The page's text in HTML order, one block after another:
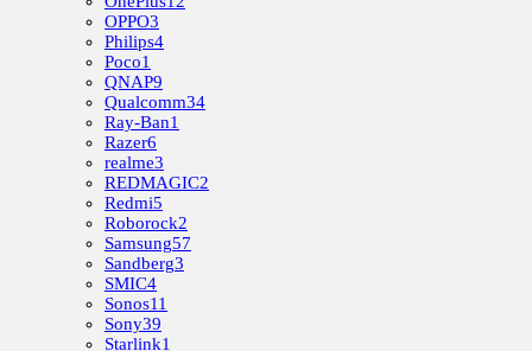
OPPO3
Philips4
Poco1
QNAP9
Qualcomm34
Ray-Ban1
Razer6
realme3
REDMAGIC2
Redmi5
Roborock2
Samsung57
Sandberg3
SMIC4
Sonos11
Sony39
Starlink1